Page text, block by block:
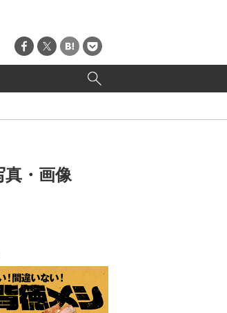
真・画像